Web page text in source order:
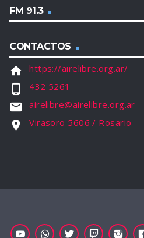
FM 91.3
CONTACTOS
home https://airelibre.org.ar/
phone_android 432 5261
email airelibre@airelibre.org.ar
location_on Virasoro 5606 / Rosario